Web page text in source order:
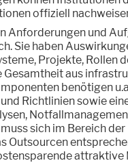
offiziell
Anforderungen und
Sie haben
Projekte, Rollen
Gesamtheit aus
benötigen
Richtlinien sowie
sich im Bereich
Outsourcen